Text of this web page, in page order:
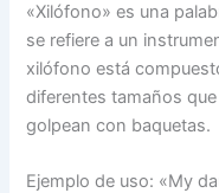
«Xilófono» es una
se refiere a un
xilófono está
diferentes tamaños
golpean con baquetas.
Ejemplo de uso: «My